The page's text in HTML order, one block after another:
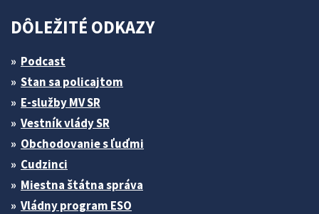
DÔLEŽITÉ ODKAZY
Podcast
Stan sa policajtom
E-služby MV SR
Vestník vlády SR
Obchodovanie s ľuďmi
Cudzinci
Miestna štátna správa
Vládny program ESO